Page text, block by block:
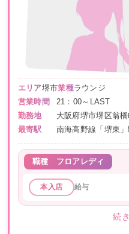
エリア堺市業種ラウンジ
営業時間
21：00～LAST
勤務地
大阪府堺市堺区翁
最寄駅
南海高野線「堺東
職種 フロアレディ
本入店 給与
続